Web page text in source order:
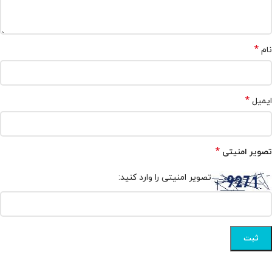
نام *
ایمیل *
تصویر امنیتی *
تصویر امنیتی را وارد کنید: